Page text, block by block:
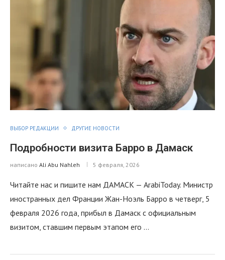
ВЫБОР РЕДАКЦИИ ДРУГИЕ НОВОСТИ
Подробности визита Барро в Дамаск
написано Ali Abu Nahleh 5 февраля, 2026
Читайте нас и пишите нам ДАМАСК — ArabiToday. Министр
иностранных дел Франции Жан-Ноэль Барро в четверг, 5
февраля 2026 года, прибыл в Дамаск с официальным
визитом, ставшим первым этапом его …